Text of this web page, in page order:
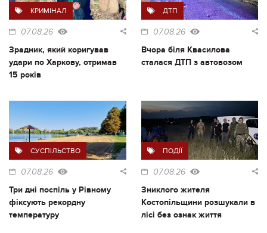
КРИМІНАЛ
07.08.26
Зрадник, який коригував
удари по Харкову, отримав
15 років
ДТП
07.08.26
Вчора біля Квасилова
сталася ДТП з автовозом
СУСПІЛЬСТВО
07.08.26
Три дні поспіль у Рівному
фіксують рекордну
температуру
ПОДІЇ
07.08.26
Зниклого жителя
Костопільщини розшукали в
лісі без ознак життя